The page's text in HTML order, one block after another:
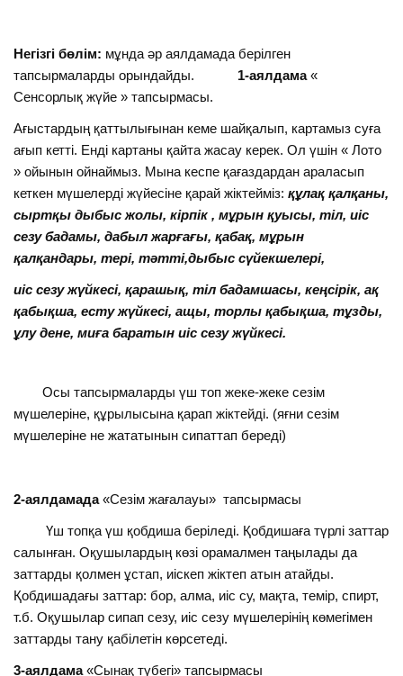
Негізгі бөлім: мұнда әр аялдамада берілген
тапсырмаларды орындайды. 1-аялдама«
Сенсорлық жүйе » тапсырмасы.
Ағыстардың қаттылығынан кеме шайқалып, картамыз суға
ағып кетті. Енді картаны қайта жасау керек. Ол үшін « Лото
» ойынын ойнаймыз. Мына кеспе қағаздардан араласып
кеткен мүшелерді жүйесіне қарай жіктейміз:құлақ қалқаны,
сыртқы дыбыс жолы, кірпік , мұрын қуысы, тіл, иіс
сезу бадамы, дабыл жарғағы, қабақ, мұрын
қалқандары, тері, тәтті,дыбыс сүйекшелері,
иіс сезу жүйкесі, қарашық, тіл бадамшасы, кеңсірік, ақ
қабықша, есту жүйкесі, ащы, торлы қабықша, тұзды,
ұлу дене, миға баратын иіс сезу жүйкесі.
Осы тапсырмаларды үш топ жеке-жеке сезім
мүшелеріне, құрылысына қарап жіктейді. (яғни сезім
мүшелеріне не жататынын сипаттап береді)
2-аялдамада«Сезім жағалауы» тапсырмасы
Үш топқа үш қобдиша беріледі. Қобдишаға түрлі заттар
салынған. Оқушылардың көзі орамалмен таңылады да
заттарды қолмен ұстап, иіскеп жіктеп атын атайды.
Қобдишадағы заттар: бор, алма, иіс су, мақта, темір, спирт,
т.б. Оқушылар сипап сезу, иіс сезу мүшелерінің көмегімен
заттарды тану қабілетін көрсетеді.
3-аялдама«Сынақ түбегі» тапсырмасы